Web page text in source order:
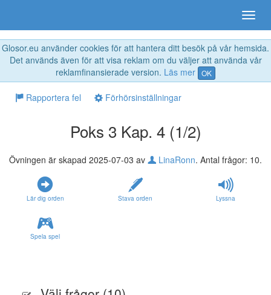
Glosor.eu använder cookies för att hantera ditt besök på vår hemsida.
Det används även för att visa reklam om du väljer att använda vår
reklamfinansierade version. Läs mer OK
Rapportera fel Förhörsinställningar
Poks 3 Kap. 4 (1/2)
Övningen är skapad 2025-07-03 av LinaRonn. Antal frågor: 10.
Lär dig orden Stava orden Lyssna
Spela spel